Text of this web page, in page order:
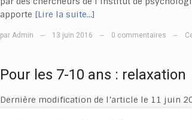
apporte [Lire la suite…]
par Admin — 13 juin 2016 — 0 commentaires —
Pour les 7-10 ans : relaxation
Dernière modification de l’article le 11 juin
les enfants agités, nerveux et ayant du mal à